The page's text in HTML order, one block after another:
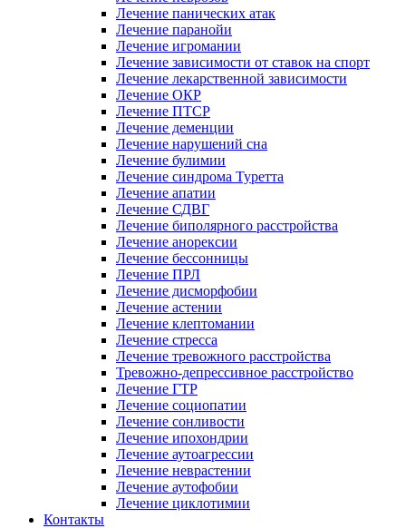
Лечение панических атак
Лечение паранойи
Лечение игромании
Лечение зависимости от ставок на спорт
Лечение лекарственной зависимости
Лечение ОКР
Лечение ПТСР
Лечение деменции
Лечение нарушений сна
Лечение булимии
Лечение синдрома Туретта
Лечение апатии
Лечение СДВГ
Лечение биполярного расстройства
Лечение анорексии
Лечение бессонницы
Лечение ПРЛ
Лечение дисморфобии
Лечение астении
Лечение клептомании
Лечение стресса
Лечение тревожного расстройства
Тревожно-депрессивное расстройство
Лечение ГТР
Лечение социопатии
Лечение сонливости
Лечение ипохондрии
Лечение аутоагрессии
Лечение неврастении
Лечение аутофобии
Лечение циклотимии
Контакты